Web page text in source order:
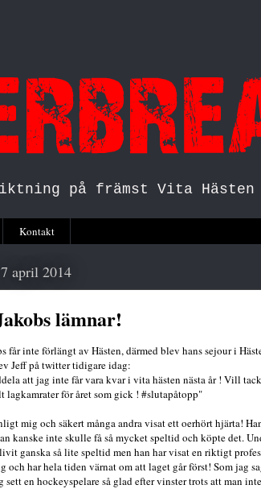
på främst Vita Hästen
Kontakt
april 2014
lämnar!
får inte förlängt av Hästen, därmed blev hans sejour i
Jeff på twitter tidigare idag:
att jag inte får vara kvar i vita hästen nästa år ! Vill
lagkamrater för året som gick ! #slutapåtopp"
mig och säkert många andra visat ett oerhört hjärta!
kanske inte skulle få så mycket speltid och köpte det.
ganska så lite speltid men han har visat en riktigt
och har hela tiden värnat om att laget går först! Som jag
sett en hockeyspelare så glad efter vinster trots att man